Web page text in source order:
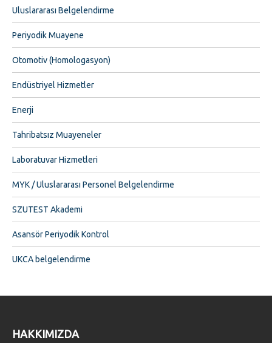
Uluslararası Belgelendirme
Periyodik Muayene
Otomotiv (Homologasyon)
Endüstriyel Hizmetler
Enerji
Tahribatsız Muayeneler
Laboratuvar Hizmetleri
MYK / Uluslararası Personel Belgelendirme
SZUTEST Akademi
Asansör Periyodik Kontrol
UKCA belgelendirme
HAKKIMIZDA